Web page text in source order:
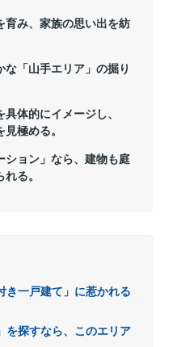
育み、家族の思い出を紡
「山手エリア」の掘り
具体的にイメージし、
見極める。
ション」なら、建物も庭
る。
き一戸建て」に惹かれる
を探すなら、このエリア